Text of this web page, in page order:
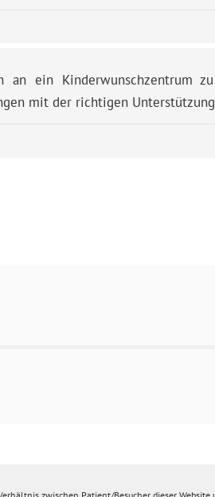
ein Kinderwunschzentrum
mit der richtigen
zwischen Patient/Besucher dieser Website